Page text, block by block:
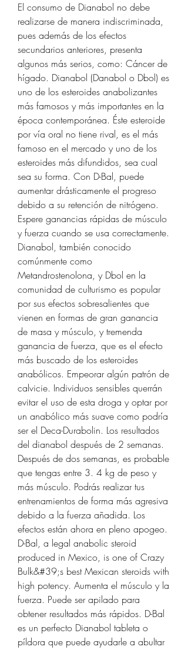
El consumo de Dianabol no debe
realizarse de manera indiscriminada,
pues además de los efectos
secundarios anteriores, presenta
algunos más serios, como: Cáncer de
hígado. Dianabol (Danabol o Dbol) es
uno de los esteroides anabolizantes
más famosos y más importantes en la
época contemporánea. Éste esteroide
por vía oral no tiene rival, es el más
famoso en el mercado y uno de los
esteroides más difundidos, sea cual
sea su forma. Con D-Bal, puede
aumentar drásticamente el progreso
debido a su retención de nitrógeno.
Espere ganancias rápidas de músculo
y fuerza cuando se usa correctamente.
Dianabol, también conocido
comúnmente como
Metandrostenolona, y Dbol en la
comunidad de culturismo es popular
por sus efectos sobresalientes que
vienen en formas de gran ganancia
de masa y músculo, y tremenda
ganancia de fuerza, que es el efecto
más buscado de los esteroides
anabólicos. Empeorar algún patrón de
calvicie. Individuos sensibles querrán
evitar el uso de esta droga y optar por
un anabólico más suave como podría
ser el Deca-Durabolin. Los resultados
del dianabol después de 2 semanas.
Después de dos semanas, es probable
que tengas entre 3. 4 kg de peso y
más músculo. Podrás realizar tus
entrenamientos de forma más agresiva
debido a la fuerza añadida. Los
efectos están ahora en pleno apogeo.
D-Bal, a legal anabolic steroid
produced in Mexico, is one of Crazy
Bulk&#39;s best Mexican steroids with
high potency. Aumenta el músculo y la
fuerza. Puede ser apilado para
obtener resultados más rápidos. D-Bal
es un perfecto Dianabol tableta o
píldora que puede ayudarle a abultar